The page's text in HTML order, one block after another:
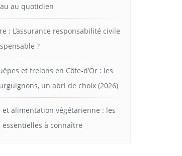
au quotidien
: L’assurance responsabilité civile
?
et frelons en Côte-d’Or : les
un abri de choix (2026)
et alimentation végétarienne : les
à connaître